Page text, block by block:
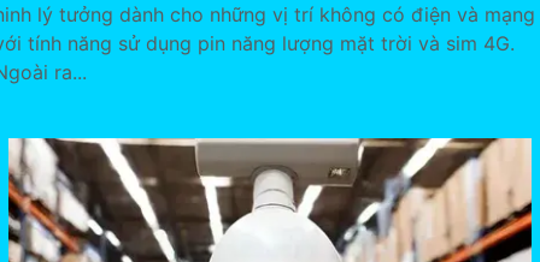
lý tưởng dành cho những vị trí không có điện và mạng
tính năng sử dụng pin năng lượng mặt trời và sim 4G.
ra...